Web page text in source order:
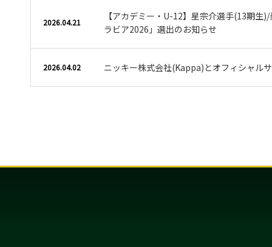
2026.04.21
【アカデミー・U-12】星宗介選手(13期生
ラビア2026」選出のお知らせ
2026.04.02 ニッキー株式会社(Kappa)とオフィシャル